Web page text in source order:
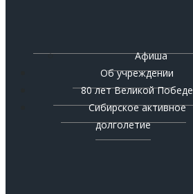
Афиша
Об учреждении
80 лет Великой Победе
Сибирское активное
долголетие